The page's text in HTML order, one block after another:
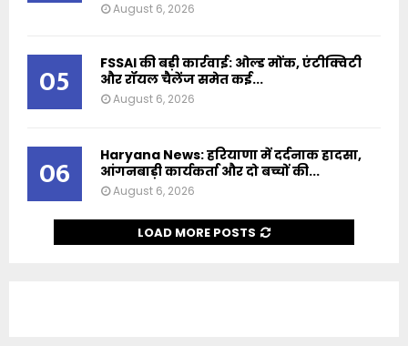
August 6, 2026
05
FSSAI की बड़ी कार्रवाई: ओल्ड मोंक, एंटीक्विटी
और रॉयल चैलेंज समेत कई...
August 6, 2026
06
Haryana News: हरियाणा में दर्दनाक हादसा,
आंगनबाड़ी कार्यकर्ता और दो बच्चों की...
August 6, 2026
LOAD MORE POSTS